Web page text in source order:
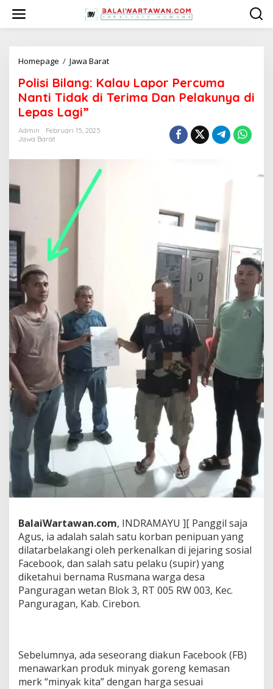
w
Homepage / Jawa Barat
l
i
s
u
m
N
i
T
i
d
d
T
e
r
i
m
a
D
a
n
a
k
u
n
Polisi Bilang: Kalau Lapor Percuma
Nanti Tidak di Terima Dan Pelakunya di
Lepas Lagi”
Admin
Februari 15, 2025
Jawa Barat
BalaiWartawan.com, INDRAMAYU ][ Panggil saja
Agus, ia adalah salah satu korban penipuan yang
dilatarbelakangi oleh perkenalkan di jejaring sosial
Facebook, dan salah satu pelaku (supir) yang
diketahui bernama Rusmana warga desa
Panguragan wetan Blok 3, RT 005 RW 003, Kec.
Panguragan, Kab. Cirebon.
Sebelumnya, ada seseorang diakun Facebook (FB)
menawarkan produk minyak goreng kemasan
merk “minyak kita” dengan harga sesuai